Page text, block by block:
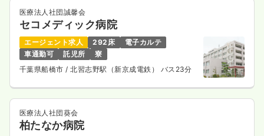
医療法人社団誠馨会
セコメディック病院
エージェント求人 292床
電子カルテ
車通勤可
託児所
寮
千葉県船橋市/ 北習志野駅（新京成電鉄） バス23分
医療法人社団葵会
柏たなか病院